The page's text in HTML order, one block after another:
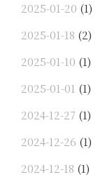
2025-01-20 (1)
2025-01-18 (2)
2025-01-10 (1)
2025-01-01 (1)
2024-12-27 (1)
2024-12-26 (1)
2024-12-18 (1)